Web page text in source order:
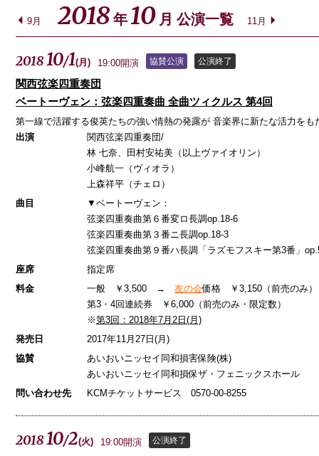
9月 2018 年10 月 公演一覧 11月
201810/1(月 ) 19:00開演 協賛公演 公演終了
関西弦楽四重奏団
ベートーヴェン：弦楽四重奏曲 全曲ツィクルス 第4回
第一線で活躍する俊英たちの強い情熱の発露が 音楽界に新たな活力をも
出演
関西弦楽四重奏団/
林 七奈、田村安祐美（以上ヴァイオリン）
小峰航一（ヴィオラ）
上森祥平（チェロ）
曲目
▼ベートーヴェン：
弦楽四重奏曲第６番変ロ長調op.18-6
弦楽四重奏曲第３番ニ長調op.18-3
弦楽四重奏曲第９番ハ長調「ラズモフスキー第3番」
座席
指定席
料金
一般 ￥3,500 → 友の会価格 ￥3,150（前売のみ）
第3・4回連続券 ￥6,000（前売のみ・限定数）
※第3回：2018年7月2日(月)
発売日
2017年11月27日(月)
協賛
あいおいニッセイ同和損害保険(株)
あいおいニッセイ同和損保ザ・フェニックスホール
問い合わせ先
KCMチケットサービス 0570-00-8255
201810/2(火) 19:00開演 公演終了